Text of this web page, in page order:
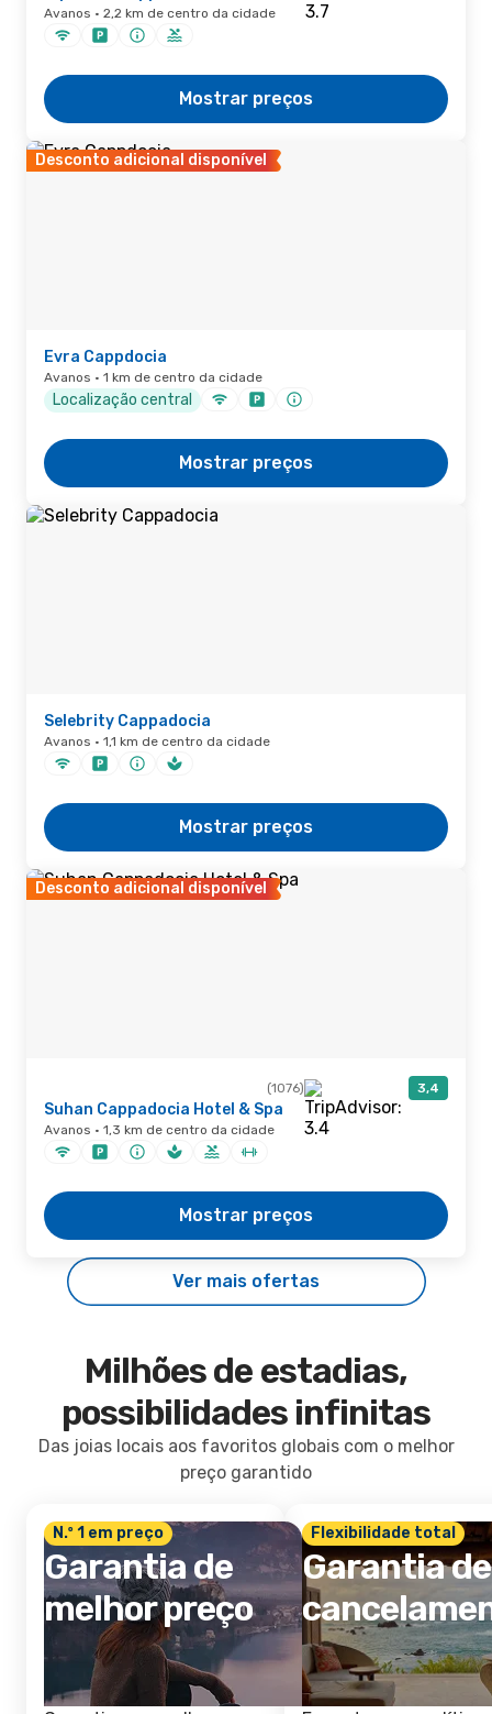
Avanos · 2,2 km de centro da cidade
Mostrar preços
Desconto adicional disponível
Evra Cappdocia
Avanos · 1 km de centro da cidade
Localização central
Mostrar preços
Selebrity Cappadocia
Avanos · 1,1 km de centro da cidade
Mostrar preços
Desconto adicional disponível
(1076) 3,4
Suhan Cappadocia Hotel & Spa
Avanos · 1,3 km de centro da cidade
Mostrar preços
Ver mais ofertas
Milhões de estadias,
possibilidades infinitas
Das joias locais aos favoritos globais com o melhor
preço garantido
N.º 1 em preço
Garantia de
melhor preço
Flexibilidade total
Garantia de